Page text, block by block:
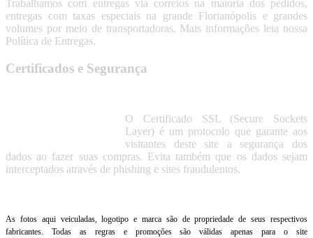
Trabalhamos com entregas via correios na maioria dos pedidos,
entregas com taxas especiais na grande Florianópolis e grandes
volumes por meio de transportadoras. Mais informações leia nossa
Política de Entregas.
Certificados e Segurança
O Certificado SSL (Secure Sockets
Layer) é um protocolo que garante aos
visitantes deste site a segurança dos
dados ao fazer suas compras. Evita também que os dados sejam
interceptados através de phishing e sites fraudulentos.
As fotos aqui veiculadas, logotipo e marca são de propriedade de seus respectivos
fabricantes. Todas as regras e promoções são válidas apenas para o site